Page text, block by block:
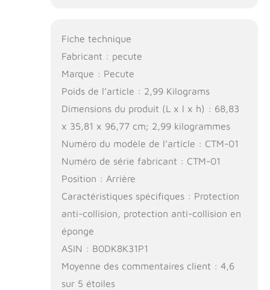
Fiche technique
Fabricant : pecute
Marque : Pecute
Poids de l’article : 2,99 Kilograms
Dimensions du produit (L x l x h) : 68,83
x 35,81 x 96,77 cm; 2,99 kilogrammes
Numéro du modèle de l’article : CTM-01
Numéro de série fabricant : CTM-01
Position : Arrière
Caractéristiques spécifiques : Protection
anti-collision, protection anti-collision en
éponge
ASIN : B0DK8K31P1
Moyenne des commentaires client : 4,6
sur 5 étoiles